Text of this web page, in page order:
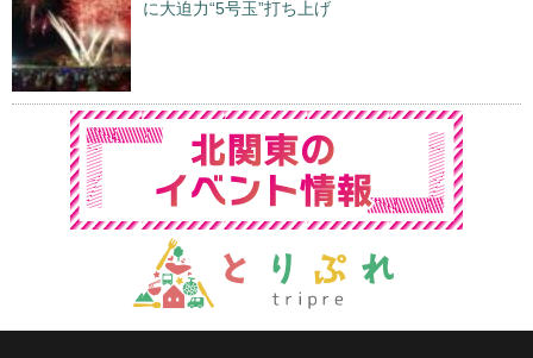
に大迫力“5号玉”打ち上げ